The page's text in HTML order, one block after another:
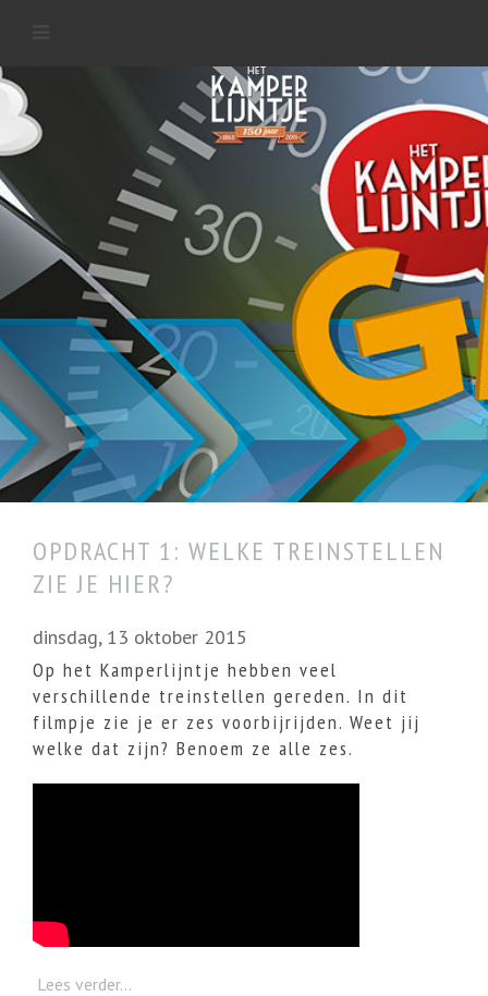
Games
READ MORE
OPDRACHT 1: WELKE TREINSTELLEN
ZIE JE HIER?
dinsdag, 13 oktober 2015
Op het Kamperlijntje hebben veel
verschillende treinstellen gereden. In dit
filmpje zie je er zes voorbijrijden. Weet jij
welke dat zijn? Benoem ze alle zes.
Lees verder...